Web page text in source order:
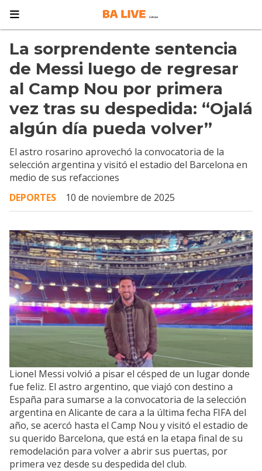
La sorprendente sentencia
de Messi luego de regresar
al Camp Nou por primera
vez tras su despedida: “Ojalá
algún día pueda volver”
El astro rosarino aprovechó la convocatoria de la
selección argentina y visitó el estadio del Barcelona en
medio de sus refacciones
DEPORTES
10 de noviembre de 2025
Lionel Messi volvió a pisar el césped de un lugar donde
fue feliz. El astro argentino, que viajó con destino a
España para sumarse a la convocatoria de la selección
argentina en Alicante de cara a la última fecha FIFA del
año, se acercó hasta el Camp Nou y visitó el estadio de
su querido Barcelona, que está en la etapa final de su
remodelación para volver a abrir sus puertas, por
primera vez desde su despedida del club.